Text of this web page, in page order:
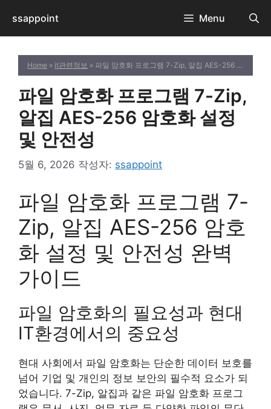
츠
ssappoint Menu
Home » it관련정보 » 파일 암호화 프로그램 7-Zip, 알집 AES-256 암호화 설정 및 안전성
파일 암호화 프로그램 7-Zip,
알집 AES-256 암호화 설정
및 안전성
5월 6, 2026 작성자: ssappoint
파일 암호화 프로그램 7-
Zip, 알집 AES-256 암호
화 설정 및 안전성 완벽
가이드
파일 암호화의 필요성과 현대
IT환경에서의 중요성
현대 사회에서 파일 암호화는 단순한 데이터 보호를
넘어 기업 및 개인의 정보 보안의 필수적 요소가 되
었습니다. 7-Zip, 알집과 같은 파일 암호화 프로그